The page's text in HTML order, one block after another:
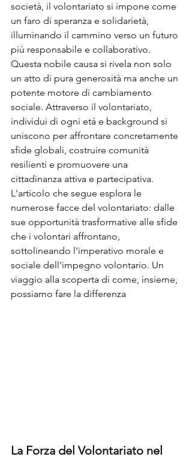
società, il volontariato si impone come
un faro di speranza e solidarietà,
illuminando il cammino verso un futuro
più responsabile e collaborativo.
Questa nobile causa si rivela non solo
un atto di pura generosità ma anche un
potente motore di cambiamento
sociale. Attraverso il volontariato,
individui di ogni età e background si
uniscono per affrontare concretamente
sfide globali, costruire comunità
resilienti e promuovere una
cittadinanza attiva e partecipativa.
L'articolo che segue esplora le
numerose facce del volontariato: dalle
sue opportunità trasformative alle sfide
che i volontari affrontano,
sottolineando l'imperativo morale e
sociale dell'impegno volontario. Un
viaggio alla scoperta di come, insieme,
possiamo fare la differenza
La Forza del Volontariato nel